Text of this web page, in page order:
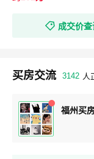
成交价查
买房交流 3142 人
福州买